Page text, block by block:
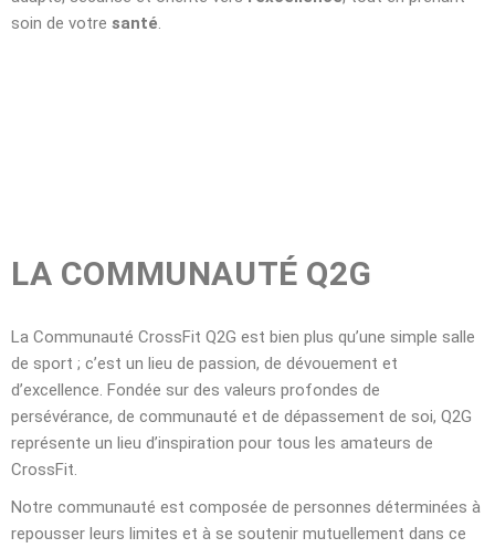
soin de votre santé
LA COMMUNAUTÉ Q2G
La Communauté CrossFit Q2G est bien plus qu’une simple salle
de sport ; c’est un lieu de passion, de dévouement et
d’excellence. Fondée sur des valeurs profondes de
persévérance, de communauté et de dépassement de soi, Q2G
représente un lieu d’inspiration pour tous les amateurs de
CrossFit.
Notre communauté est composée de personnes déterminées à
repousser leurs limites et à se soutenir mutuellement dans ce